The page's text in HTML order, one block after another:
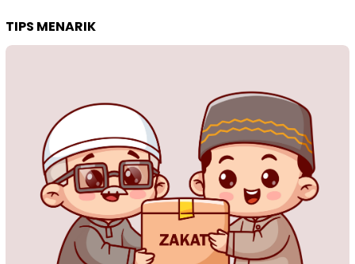
TIPS MENARIK